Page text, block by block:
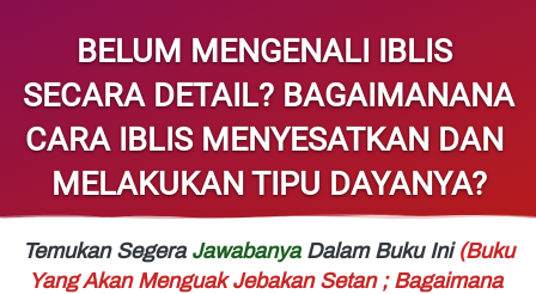
BELUM MENGENALI IBLIS
SECARA DETAIL? BAGAIMANANA
CARA IBLIS MENYESATKAN DAN
MELAKUKAN TIPU DAYANYA?
Temukan Segera Jawabanya Dalam Buku Ini (Buku
Yang Akan Menguak Jebakan Setan ; Bagaimana